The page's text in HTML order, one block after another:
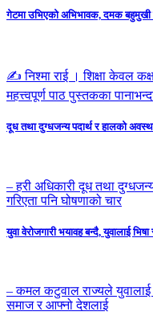
गेटमा उभिएको अभिभावक, दमक बहुमुखी
✍️ निश्मा राई । शिक्षा केवल
महत्त्वपूर्ण पाठ पुस्तकका
दूध तथा दुग्धजन्य पदार्थ र हालको
– हरी अधिकारी दूध तथा
गरिएता पनि घोषणाको चार
युवा वेरोजगारी भयावह बन्दै, युवालाई
– कमल कटुवाल राज्यले युवालाई
समाज र आफ्नो देशलाई